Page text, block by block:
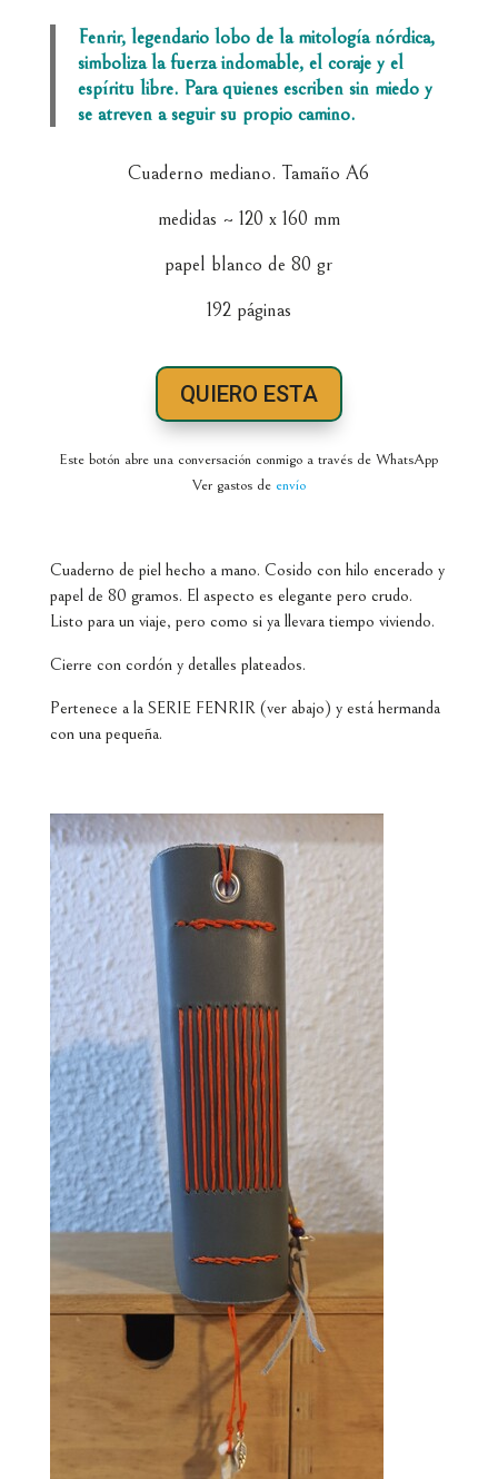
Fenrir, legendario lobo de la mitología nórdica,
simboliza la fuerza indomable, el coraje y el
espíritu libre. Para quienes escriben sin miedo y
se atreven a seguir su propio camino.
Cuaderno mediano. Tamaño A6
medidas ~ 120 x 160 mm
papel blanco de 80 gr
192 páginas
QUIERO ESTA
Este botón abre una conversación conmigo a través de WhatsApp
Ver gastos de envío
Cuaderno de piel hecho a mano. Cosido con hilo encerado y
papel de 80 gramos. El aspecto es elegante pero crudo.
Listo para un viaje, pero como si ya llevara tiempo viviendo.
Cierre con cordón y detalles plateados.
Pertenece a la SERIE FENRIR (ver abajo) y está hermanda
con una pequeña.